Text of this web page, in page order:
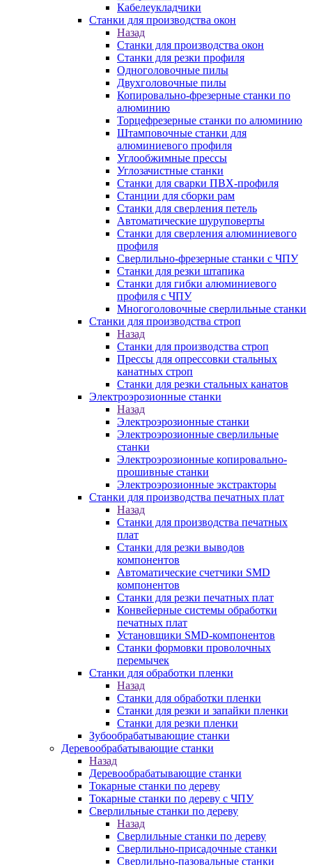
Кабелеукладчики
Станки для производства окон
Назад
Станки для производства окон
Станки для резки профиля
Одноголовочные пилы
Двухголовочные пилы
Копировально-фрезерные станки по
алюминию
Торцефрезерные станки по алюминию
Штамповочные станки для
алюминиевого профиля
Углообжимные прессы
Углозачистные станки
Станки для сварки ПВХ-профиля
Станции для сборки рам
Станки для сверления петель
Автоматические шуруповерты
Станки для сверления алюминиевого
профиля
Сверлильно-фрезерные станки с ЧПУ
Станки для резки штапика
Станки для гибки алюминиевого
профиля с ЧПУ
Многоголовочные сверлильные станки
Станки для производства строп
Назад
Станки для производства строп
Прессы для опрессовки стальных
канатных строп
Станки для резки стальных канатов
Электроэрозионные станки
Назад
Электроэрозионные станки
Электроэрозионные сверлильные
станки
Электроэрозионные копировально-
прошивные станки
Электроэрозионные экстракторы
Станки для производства печатных плат
Назад
Станки для производства печатных
плат
Станки для резки выводов
компонентов
Автоматические счетчики SMD
компонентов
Станки для резки печатных плат
Конвейерные системы обработки
печатных плат
Установщики SMD-компонентов
Станки формовки проволочных
перемычек
Станки для обработки пленки
Назад
Станки для обработки пленки
Станки для резки и запайки пленки
Станки для резки пленки
Зубообрабатывающие станки
Деревообрабатывающие станки
Назад
Деревообрабатывающие станки
Токарные станки по дереву
Токарные станки по дереву с ЧПУ
Сверлильные станки по дереву
Назад
Сверлильные станки по дереву
Сверлильно-присадочные станки
Сверлильно-пазовальные станки